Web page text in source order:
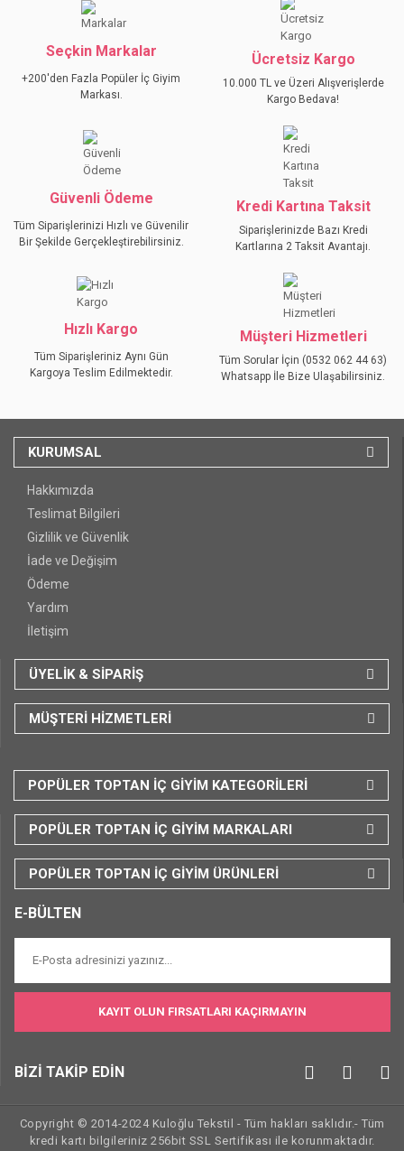
Seçkin Markalar
+200'den Fazla Popüler İç Giyim
Markası.
Ücretsiz Kargo
10.000 TL ve Üzeri Alışverişlerde
Kargo Bedava!
Güvenli Ödeme
Tüm Siparişlerinizi Hızlı ve Güvenilir
Bir Şekilde Gerçekleştirebilirsiniz.
Kredi Kartına Taksit
Siparişlerinizde Bazı Kredi
Kartlarına 2 Taksit Avantajı.
Hızlı Kargo
Tüm Siparişleriniz Aynı Gün
Kargoya Teslim Edilmektedir.
Müşteri Hizmetleri
Tüm Sorular İçin (0532 062 44 63)
Whatsapp İle Bize Ulaşabilirsiniz.
KURUMSAL
Hakkımızda
Teslimat Bilgileri
Gizlilik ve Güvenlik
İade ve Değişim
Ödeme
Yardım
İletişim
ÜYELİK & SİPARİŞ
MÜŞTERİ HİZMETLERİ
POPÜLER TOPTAN İÇ GİYİM KATEGORİLERİ
POPÜLER TOPTAN İÇ GİYİM MARKALARI
POPÜLER TOPTAN İÇ GİYİM ÜRÜNLERİ
E-BÜLTEN
KAYIT OLUN FIRSATLARI KAÇIRMAYIN
BİZİ TAKİP EDİN
Copyright © 2014-2024 Kuloğlu Tekstil - Tüm hakları saklıdır.- Tüm
kredi kartı bilgileriniz 256bit SSL Sertifikası ile korunmaktadır.